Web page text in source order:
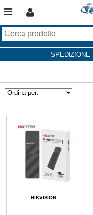
SPEDIZIONE
HIKVISION